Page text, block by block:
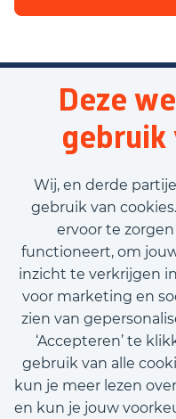
Deze
gebruik
Wij, en derde
gebruik van
ervoor te
functioneert, om
inzicht te verkrijgen
voor marketing en
zien van
‘Accepteren’ te
gebruik van alle
kun je meer lezen
en kun je jouw